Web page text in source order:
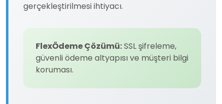
gerçekleştirilmesi ihtiyacı.
FlexÖdeme Çözümü:SSL şifreleme,
güvenli ödeme altyapısı ve müşteri bilgi
koruması.